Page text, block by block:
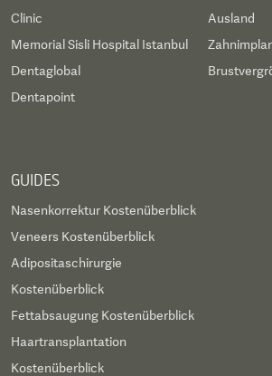
Clinic
Memorial Sisli Hospital Istanbul
Dentaglobal
Dentapoint
Ausland
GUIDES
Nasenkorrektur Kostenüberblick
Veneers Kostenüberblick
Adipositaschirurgie
Kostenüberblick
Fettabsaugung Kostenüberblick
Haartransplantation
Kostenüberblick